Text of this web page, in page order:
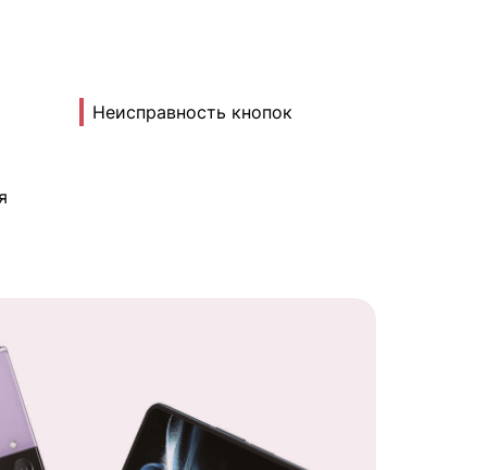
Неисправность кнопок